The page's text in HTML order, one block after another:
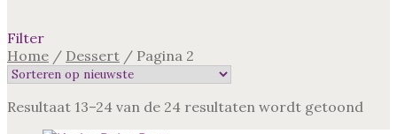
Filter
Home / Dessert / Pagina 2
Resultaat 13–24 van de 24 resultaten wordt getoond